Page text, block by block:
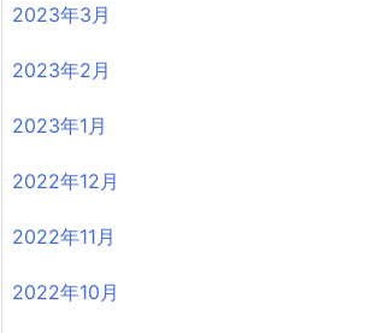
2023年3月
2023年2月
2023年1月
2022年12月
2022年11月
2022年10月